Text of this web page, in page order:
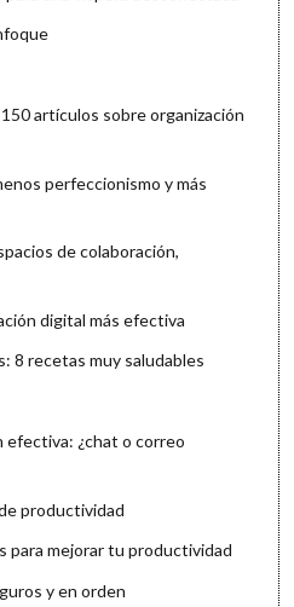
artículos sobre organización
perfeccionismo y más
de colaboración,
digital más efectiva
8 recetas muy saludables
efectiva: ¿chat o correo
productividad
para mejorar tu productividad
y en orden